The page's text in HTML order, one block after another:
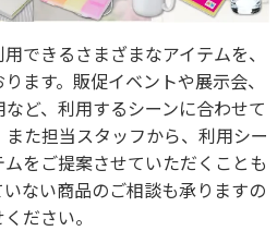
できるさまざまなアイテムを、
ます。販促イベントや展示会、
ど、利用するシーンに合わせて
た担当スタッフから、利用シー
をご提案させていただくことも
ない商品のご相談も承りますの
ださい。